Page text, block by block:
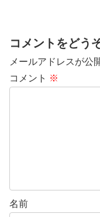
コメントをどう
メールアドレスが公
コメント ※
名前